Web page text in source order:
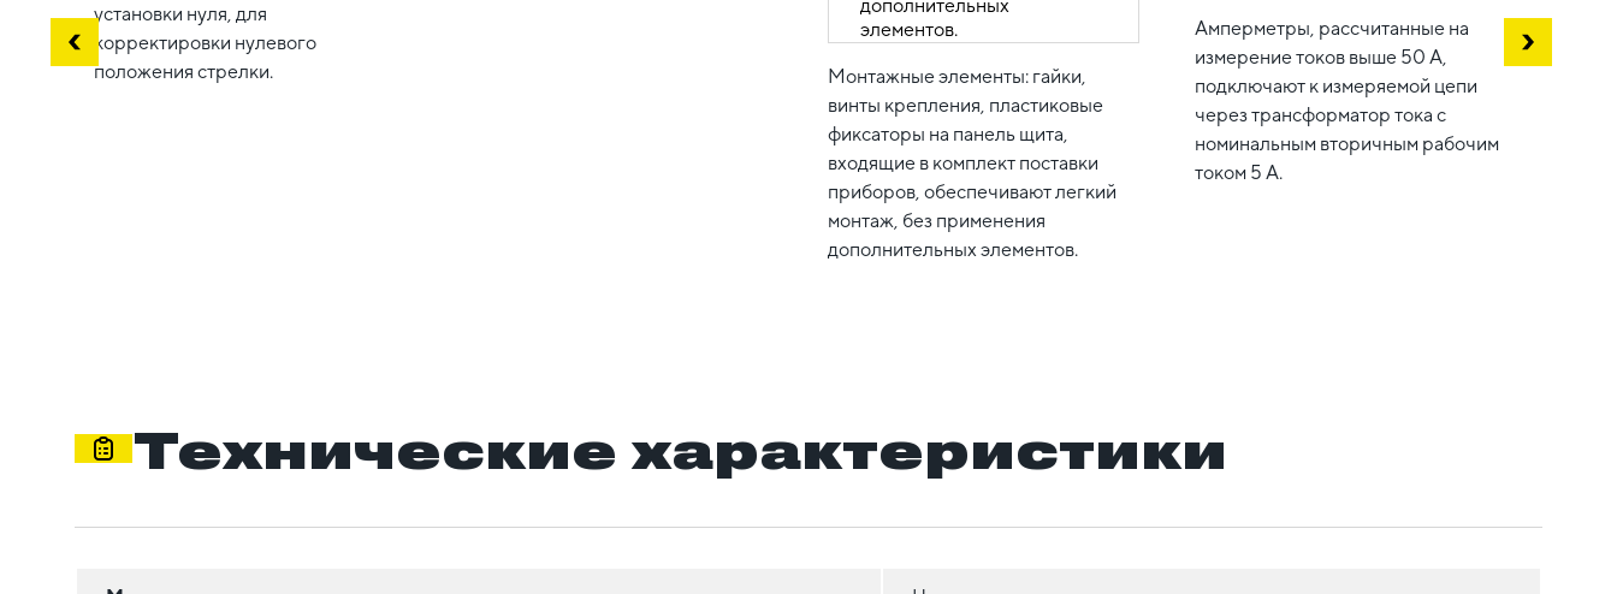
установки нуля, для
корректировки нулевого
положения стрелки.
Монтажные элементы: гайки,
винты крепления, пластиковые
фиксаторы на панель щита,
входящие в комплект поставки
приборов, обеспечивают легкий
монтаж, без применения
дополнительных элементов.
Амперметры, рассчитанные на
измерение токов выше 50 А,
подключают к измеряемой цепи
через трансформатор тока с
номинальным вторичным рабочим
током 5 А.
Технические характеристики